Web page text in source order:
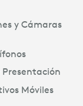
y Cámaras
Presentación
Móviles